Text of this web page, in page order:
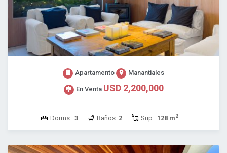
Apartamento Manantiales
En Venta USD 2,200,000
Dorms.: 3 Baños: 2 Sup.: 128 m2